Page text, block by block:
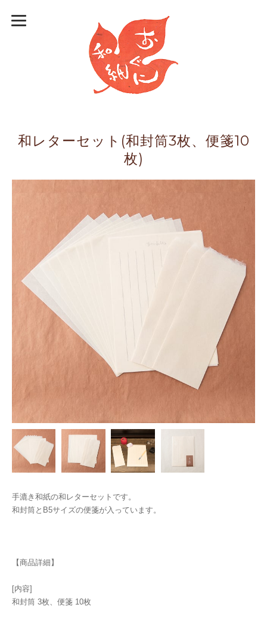
和レターセット(和封筒3枚、便箋10
枚)
手漉き和紙の和レターセットです。
和封筒とB5サイズの便箋が入っています。
【商品詳細】
[内容]
和封筒 3枚、便箋 10枚